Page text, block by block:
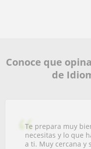
Conoce que
de
Te prepara muy
necesitas y lo que
a ti. Muy cercana y